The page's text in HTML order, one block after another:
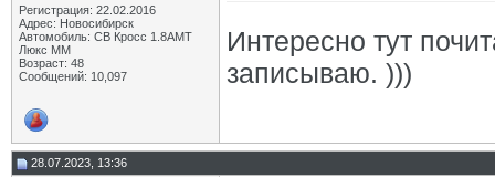
Регистрация: 22.02.2016
Адрес: Новосибирск
Автомобиль: СВ Кросс 1.8АМТ
Люкс ММ
Возраст: 48
Сообщений: 10,097
Интересно тут
записываю. )))
28.07.2023, 13:36